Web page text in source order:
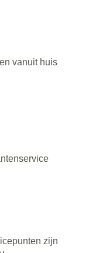
vanuit huis
zijn